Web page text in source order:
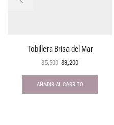
Tobillera Brisa del Mar
$5,500 $3,200
AÑADIR AL CARRITO